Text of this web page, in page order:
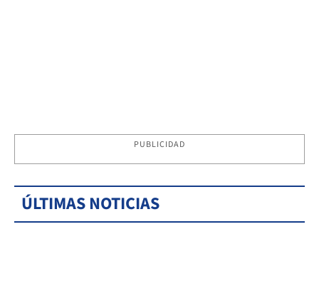
PUBLICIDAD
ÚLTIMAS NOTICIAS